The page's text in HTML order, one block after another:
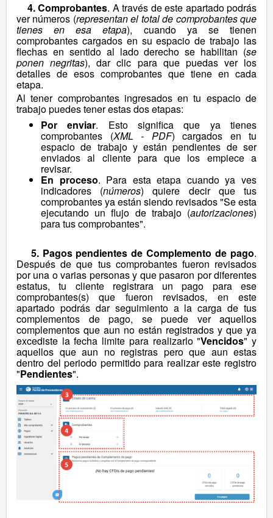
4. Comprobantes. A través de este apartado podrás
ver números (representan el total de comprobantes que
tienes en esa etapa), cuando ya se tienen
comprobantes cargados en su espacio de trabajo las
flechas en sentido al lado derecho se habilitan (se
ponen negritas), dar clic para que puedas ver los
detalles de esos comprobantes que tiene en cada
etapa.
Al tener comprobantes ingresados en tu espacio de
trabajo puedes tener estas dos etapas:
Por enviar. Esto significa que ya tienes
comprobantes (XML - PDF) cargados en tu
espacio de trabajo y están pendientes de ser
enviados al cliente para que los empiece a
revisar.
En proceso. Para esta etapa cuando ya ves
indicadores (números) quiere decir que tus
comprobantes ya están siendo revisados "Se esta
ejecutando un flujo de trabajo (autorizaciones)
para tus comprobantes".
5. Pagos pendientes de Complemento de pago.
Después de que tus comprobantes fueron revisados
por una o varias personas y que pasaron por diferentes
estatus, tu cliente registrara un pago para ese
comprobantes(s) que fueron revisados, en este
apartado podrás dar seguimiento a la carga de tus
complementos de pago, se puede ver aquellos
complementos que aun no están registrados y que ya
excediste la fecha limite para realizarlo "Vencidos" y
aquellos que aun no registras pero que aun estas
dentro del periodo permitido para realizar este registro
"Pendientes".